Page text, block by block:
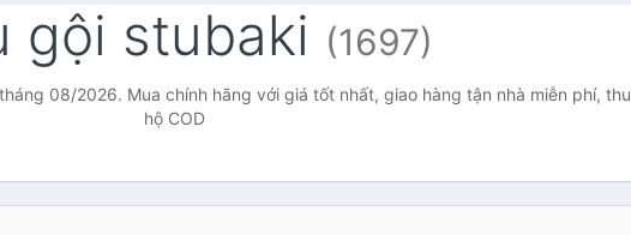
gội stubaki (1697)
08/2026. Mua chính hãng với giá tốt nhất, giao hàng tận nhà miễn phí, thu
hộ COD